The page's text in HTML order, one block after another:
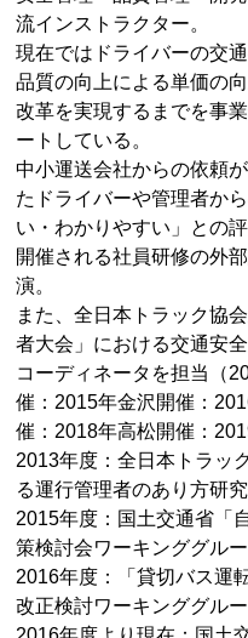
流インストラクター。
現在ではドライバーの交
品質の向上による単価の
改革を実現するまでを事
ートしている。
中小運送会社からの依頼
たドライバーや管理者か
い・わかりやすい」との
開催される社員研修の外
演。
また、全日本トラック協
者大会」における交通安
コーディネータを担当（
催：2015年金沢開催：
催：2018年高松開催：
2013年度：全日本トラッ
る運行管理者のあり方研
2015年度：国土交通省「
策検討会ワーキンググル
2016年度：「貸切バス運
改正検討ワーキンググル